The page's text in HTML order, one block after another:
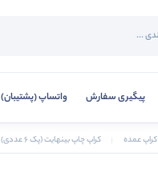
پیگیری سفارش واتساپ (پشتیبان)
کراپ عمده کراپ چاپ بینهایت (پک 6 عددی)